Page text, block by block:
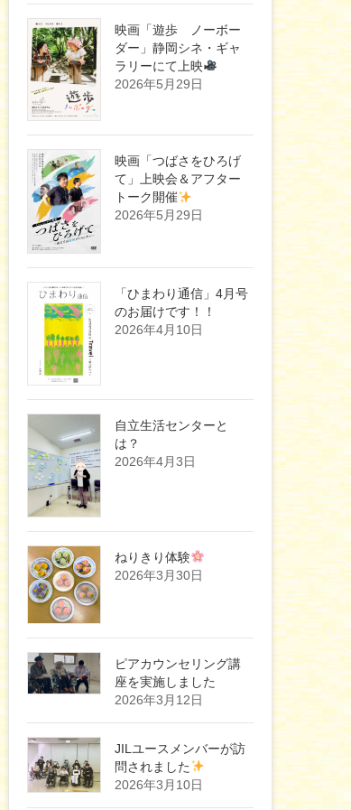
映画「遊歩 ノーボー
ダー」静岡シネ・ギャ
ラリーにて上映
2026年5月29日
映画「つばさをひろげ
て」上映会＆アフター
トーク開催
2026年5月29日
「ひまわり通信」4月号
のお届けです！！
2026年4月10日
自立生活センターと
は？
2026年4月3日
ねりきり体験
2026年3月30日
ピアカウンセリング講
座を実施しました
2026年3月12日
JILユースメンバーが訪
問されました
2026年3月10日